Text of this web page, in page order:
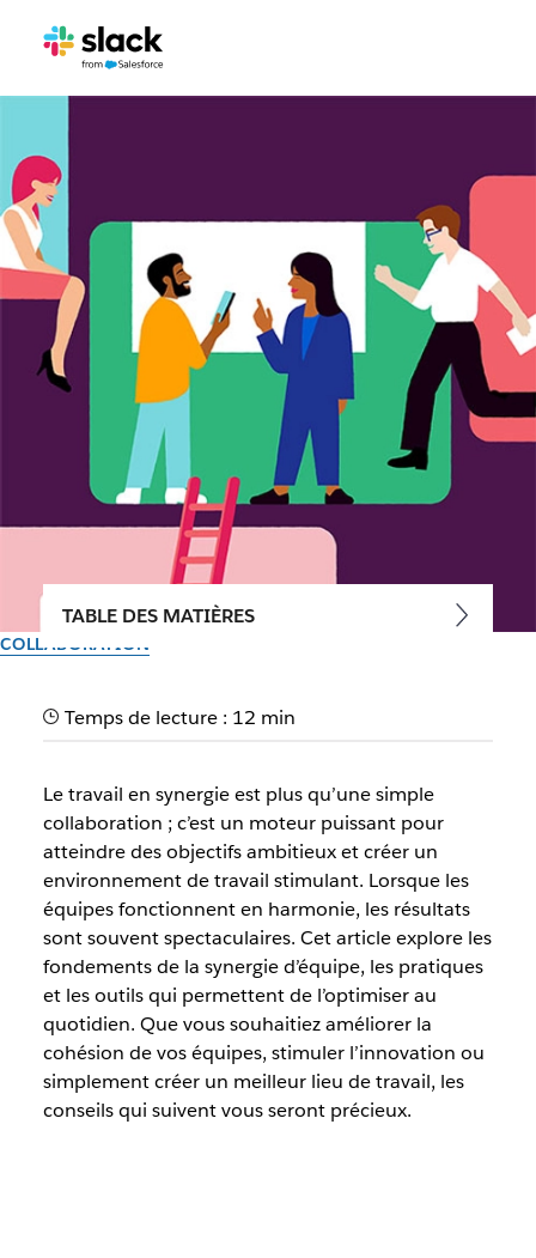
COLLABORATION
Travail en synergie :
collaboration dans votre
équipe
Le travail en synergie est essentiel pour améliorer la
collaboration et la productivité au sein des équipes.
Par l’équipe Slack
11 juin 2025
TABLE DES MATIÈRES
Temps de lecture : 12 min
Le travail en synergie est plus qu’une simple
collaboration ; c’est un moteur puissant pour
atteindre des objectifs ambitieux et créer un
environnement de travail stimulant. Lorsque les
équipes fonctionnent en harmonie, les résultats
sont souvent spectaculaires. Cet article explore les
fondements de la synergie d’équipe, les pratiques
et les outils qui permettent de l’optimiser au
quotidien. Que vous souhaitiez améliorer la
cohésion de vos équipes, stimuler l’innovation ou
simplement créer un meilleur lieu de travail, les
conseils qui suivent vous seront précieux.